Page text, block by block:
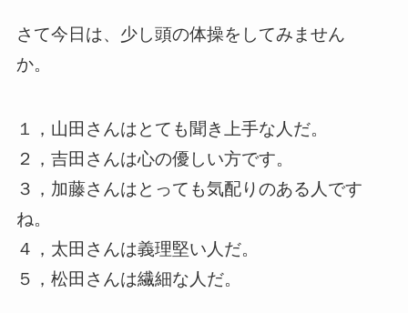
さて今日は、少し頭の体操をしてみません
か。
１，山田さんはとても聞き上手な人だ。
２，吉田さんは心の優しい方です。
３，加藤さんはとっても気配りのある人です
ね。
４，太田さんは義理堅い人だ。
５，松田さんは繊細な人だ。